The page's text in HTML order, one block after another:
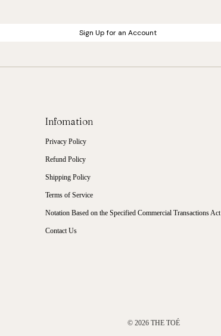
Sign Up for an Account
Infomation
Privacy Policy
Refund Policy
Shipping Policy
Terms of Service
Notation Based on the Specified Commercial Transactions Act
Contact Us
© 2026 THE TOÉ